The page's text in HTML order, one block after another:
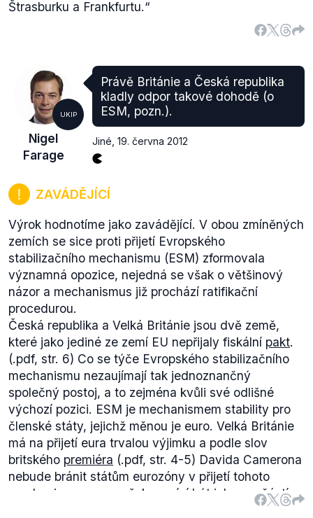
Štrasburku a Frankfurtu.“
UKIP
Nigel
Farage
Právě Británie a Česká republika
kladly odpor takové dohodě (o
ESM, pozn.).
Jiné 19. června 2012
ZAVÁDĚJÍCÍ
Výrok hodnotíme jako zavádějící. V obou zmíněných
zemích se sice proti přijetí Evropského
stabilizačního mechanismu (ESM) zformovala
významná opozice, nejedná se však o většinový
názor a mechanismus již prochází ratifikační
procedurou.
Česká republika a Velká Británie jsou dvě země,
které jako jediné ze zemí EU nepřijaly fiskální pakt.
(.pdf, str. 6) Co se týče Evropského stabilizačního
mechanismu nezaujímají tak jednoznančný
společný postoj, a to zejména kvůli své odlišné
výchozí pozici. ESM je mechanismem stability pro
členské státy, jejichž měnou je euro. Velká Británie
má na přijetí eura trvalou výjimku a podle slov
britského premiéra (.pdf, str. 4-5) Davida Camerona
nebude bránit státům eurozóny v přijetí tohoto
mechanismu, sama však nemíní být jeho součástí.
Vztah České republiky k ESM je odlišný, jelikož se